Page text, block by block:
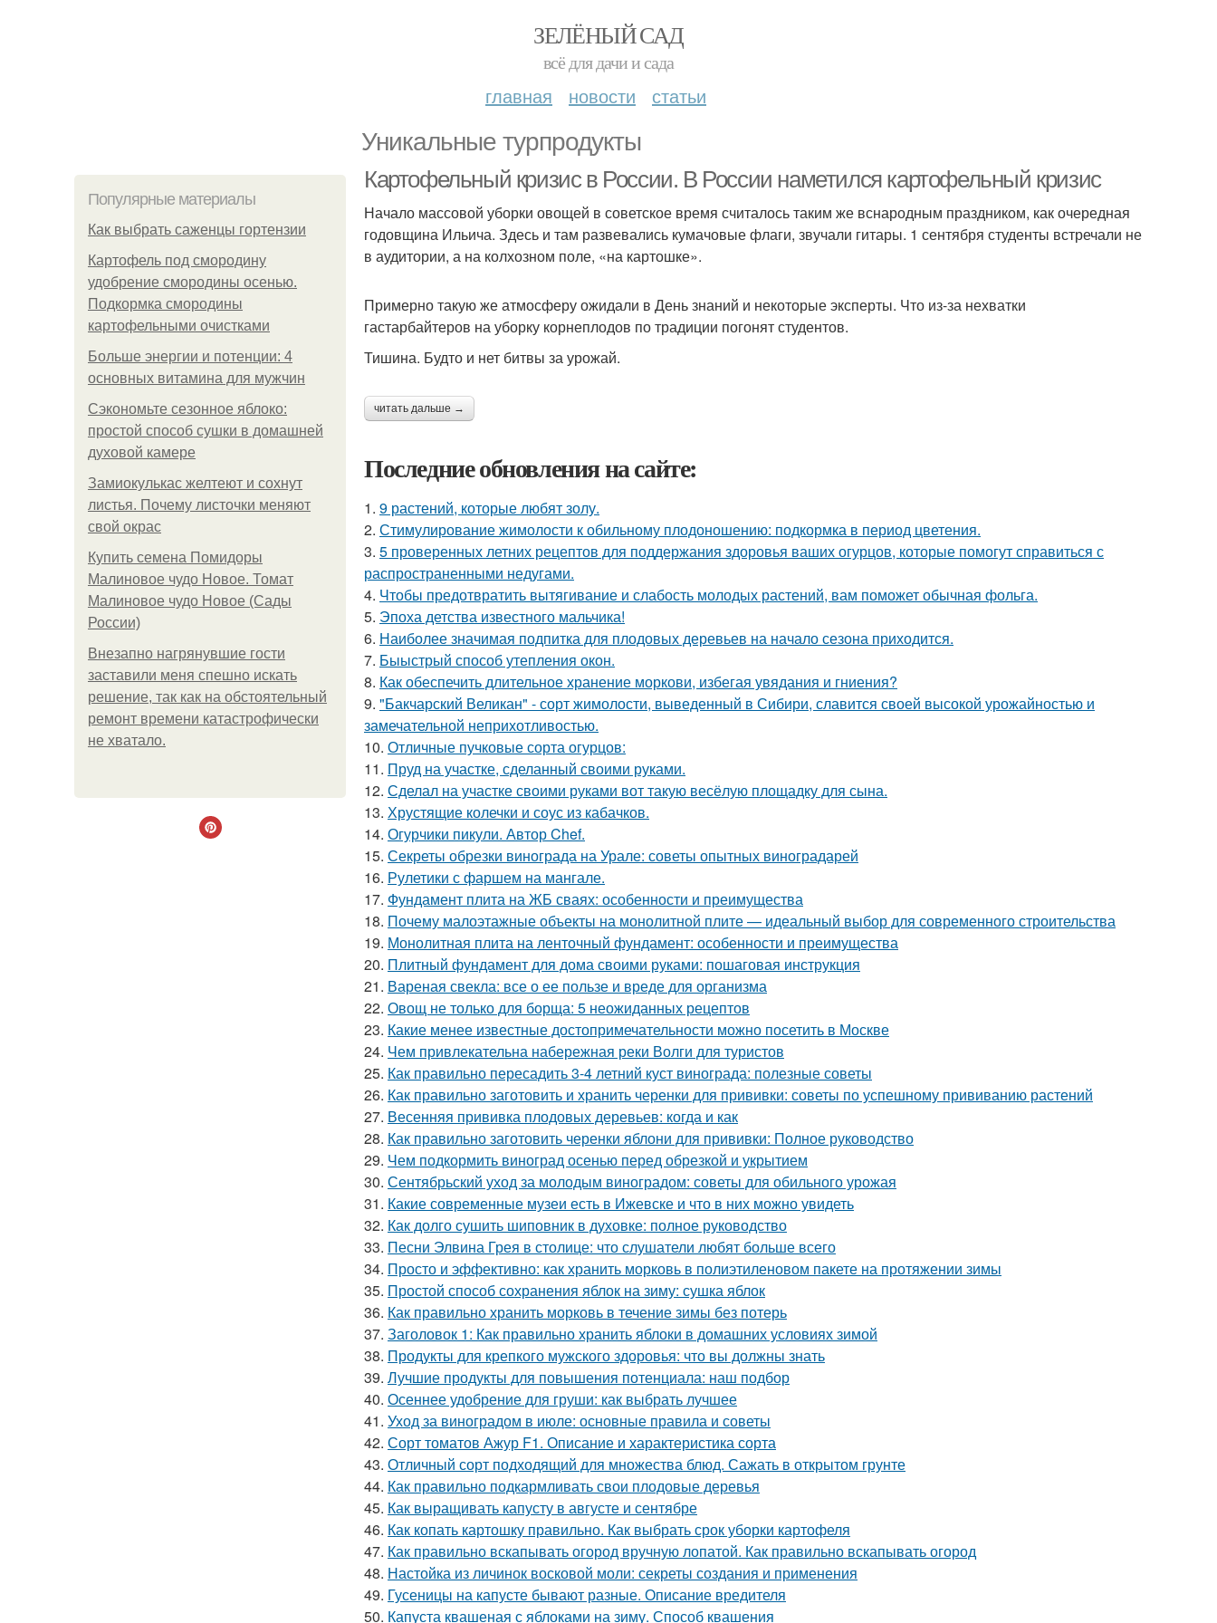
ЗЕЛЁНЫЙ САД
всё для дачи и сада
главная новости статьи
Уникальные турпродукты
Популярные материалы
Как выбрать саженцы гортензии
Картофель под смородину
удобрение смородины осенью.
Подкормка смородины
картофельными очистками
Больше энергии и потенции: 4
основных витамина для мужчин
Сэкономьте сезонное яблоко:
простой способ сушки в домашней
духовой камере
Замиокулькас желтеют и сохнут
листья. Почему листочки меняют
свой окрас
Купить семена Помидоры
Малиновое чудо Новое. Томат
Малиновое чудо Новое (Сады
России)
Внезапно нагрянувшие гости
заставили меня спешно искать
решение, так как на обстоятельный
ремонт времени катастрофически
не хватало.
Картофельный кризис в России. В России наметился картофельный кризис
Начало массовой уборки овощей в советское время считалось таким же вснародным праздником, как очередная
годовщина Ильича. Здесь и там развевались кумачовые флаги, звучали гитары. 1 сентября студенты встречали не
в аудитории, а на колхозном поле, «на картошке».
Примерно такую же атмосферу ожидали в День знаний и некоторые эксперты. Что из-за нехватки
гастарбайтеров на уборку корнеплодов по традиции погонят студентов.
Тишина. Будто и нет битвы за урожай.
читать дальше →
Последние обновления на сайте:
1. 9 растений, которые любят золу.
2. Стимулирование жимолости к обильному плодоношению: подкормка в период цветения.
3. 5 проверенных летних рецептов для поддержания здоровья ваших огурцов, которые помогут справиться с
распространенными недугами.
4. Чтобы предотвратить вытягивание и слабость молодых растений, вам поможет обычная фольга.
5. Эпоха детства известного мальчика!
6. Наиболее значимая подпитка для плодовых деревьев на начало сезона приходится.
7. Быыстрый способ утепления окон.
8. Как обеспечить длительное хранение моркови, избегая увядания и гниения?
9. "Бакчарский Великан" - сорт жимолости, выведенный в Сибири, славится своей высокой урожайностью и
замечательной неприхотливостью.
10. Отличные пучковые сорта огурцов:
11. Пруд на участке, сделанный своими руками.
12. Сделал на участке своими руками вот такую весёлую площадку для сына.
13. Хрустящие колечки и соус из кабачков.
14. Огурчики пикули. Автор Chef.
15. Секреты обрезки винограда на Урале: советы опытных виноградарей
16. Рулетики с фаршем на мангале.
17. Фундамент плита на ЖБ сваях: особенности и преимущества
18. Почему малоэтажные объекты на монолитной плите — идеальный выбор для современного строительства
19. Монолитная плита на ленточный фундамент: особенности и преимущества
20. Плитный фундамент для дома своими руками: пошаговая инструкция
21. Вареная свекла: все о ее пользе и вреде для организма
22. Овощ не только для борща: 5 неожиданных рецептов
23. Какие менее известные достопримечательности можно посетить в Москве
24. Чем привлекательна набережная реки Волги для туристов
25. Как правильно пересадить 3-4 летний куст винограда: полезные советы
26. Как правильно заготовить и хранить черенки для прививки: советы по успешному прививанию растений
27. Весенняя прививка плодовых деревьев: когда и как
28. Как правильно заготовить черенки яблони для прививки: Полное руководство
29. Чем подкормить виноград осенью перед обрезкой и укрытием
30. Сентябрьский уход за молодым виноградом: советы для обильного урожая
31. Какие современные музеи есть в Ижевске и что в них можно увидеть
32. Как долго сушить шиповник в духовке: полное руководство
33. Песни Элвина Грея в столице: что слушатели любят больше всего
34. Просто и эффективно: как хранить морковь в полиэтиленовом пакете на протяжении зимы
35. Простой способ сохранения яблок на зиму: сушка яблок
36. Как правильно хранить морковь в течение зимы без потерь
37. Заголовок 1: Как правильно хранить яблоки в домашних условиях зимой
38. Продукты для крепкого мужского здоровья: что вы должны знать
39. Лучшие продукты для повышения потенциала: наш подбор
40. Осеннее удобрение для груши: как выбрать лучшее
41. Уход за виноградом в июле: основные правила и советы
42. Сорт томатов Ажур F1. Описание и характеристика сорта
43. Отличный сорт подходящий для множества блюд. Сажать в открытом грунте
44. Как правильно подкармливать свои плодовые деревья
45. Как выращивать капусту в августе и сентябре
46. Как копать картошку правильно. Как выбрать срок уборки картофеля
47. Как правильно вскапывать огород вручную лопатой. Как правильно вскапывать огород
48. Настойка из личинок восковой моли: секреты создания и применения
49. Гусеницы на капусте бывают разные. Описание вредителя
50. Капуста квашеная с яблоками на зиму. Способ квашения